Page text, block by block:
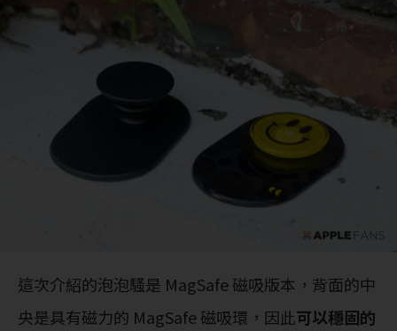
這次介紹的泡泡騷是 MagSafe 磁吸版本，背面的中
央是具有磁力的 MagSafe 磁吸環，因此可以穩固的